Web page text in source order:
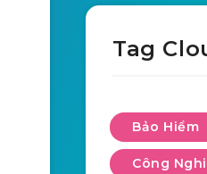
Tag
Bảo Hiểm
Công